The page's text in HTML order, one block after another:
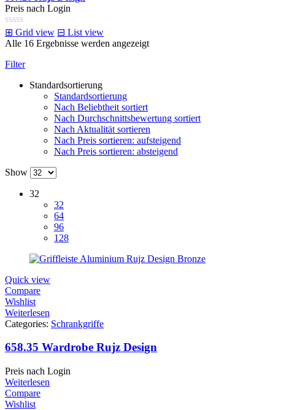
Preis nach Login
⊞ Grid view ⊟ List view
Alle 16 Ergebnisse werden angezeigt
Filter
Standardsortierung
Standardsortierung
Nach Beliebtheit sortiert
Nach Durchschnittsbewertung sortiert
Nach Aktualität sortieren
Nach Preis sortieren: aufsteigend
Nach Preis sortieren: absteigend
Show
32
32
64
96
128
Quick view
Compare
Wishlist
Weiterlesen
Categories: Schrankgriffe
658.35 Wardrobe Rujz Design
Preis nach Login
Weiterlesen
Compare
Wishlist